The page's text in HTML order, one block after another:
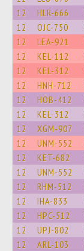
12 HLR-666
12 OJC-750
12 LEA-921
12 KEL-112
12 KEL-312
12 HNH-712
12 HOB-412
12 KEL-312
12 XGM-907
12 UNM-552
12 KET-682
12 UNM-552
12 RHM-512
12 IHA-833
12 HPC-512
12 UPJ-802
12 ARL-103